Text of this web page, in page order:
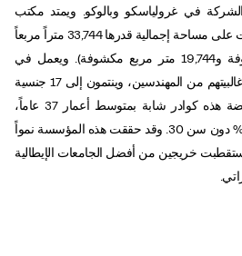
في غرولياسكو وبالوكو. ويمتد مكتب
الشركة في شارع إميليا أوفيست على مساحة إجمالية قدرها 33,744 متراً مربعاً
(منها 14 ألف متر مربع مسقوفة و19,744 متر مربع مكشوفة). ويعمل في
المكتب أكثر من 1100 شخص غالبيتهم من المهندسين، وينتمون إلى 17 جنسية
مختلفة. وتضم بيئة العمل النابضة هذه كوادر شابة بمتوسط أعمار 37 عاماً،
نصفهم تقريباً دون سن 35 و20% دون سن 30. وقد حققت هذه المؤسسة نمواً
خريجين من أفضل الجامعات الإيطالية